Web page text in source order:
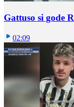
Gattuso si gode
02:09